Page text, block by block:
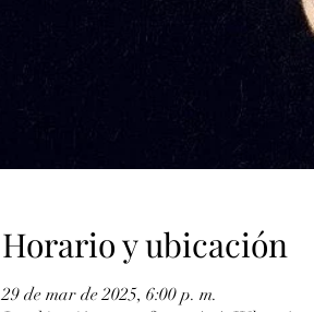
Horario y ubicación
29 de mar de 2025, 6:00 p. m.